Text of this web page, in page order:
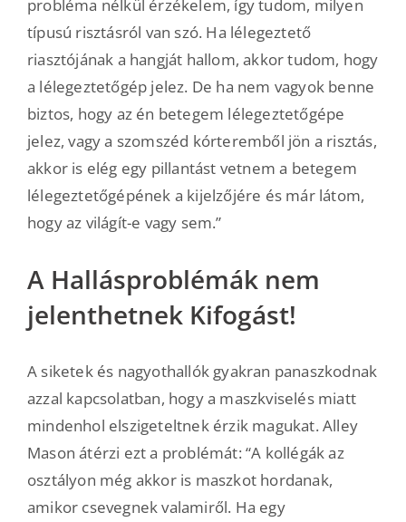
probléma nélkül érzékelem, így tudom, milyen
típusú risztásról van szó. Ha lélegeztető
riasztójának a hangját hallom, akkor tudom, hogy
a lélegeztetőgép jelez. De ha nem vagyok benne
biztos, hogy az én betegem lélegeztetőgépe
jelez, vagy a szomszéd kórteremből jön a risztás,
akkor is elég egy pillantást vetnem a betegem
lélegeztetőgépének a kijelzőjére és már látom,
hogy az világít-e vagy sem.”
A Hallásproblémák nem
jelenthetnek Kifogást!
A siketek és nagyothallók gyakran panaszkodnak
azzal kapcsolatban, hogy a maszkviselés miatt
mindenhol elszigeteltnek érzik magukat. Alley
Mason átérzi ezt a problémát: “A kollégák az
osztályon még akkor is maszkot hordanak,
amikor csevegnek valamiről. Ha egy